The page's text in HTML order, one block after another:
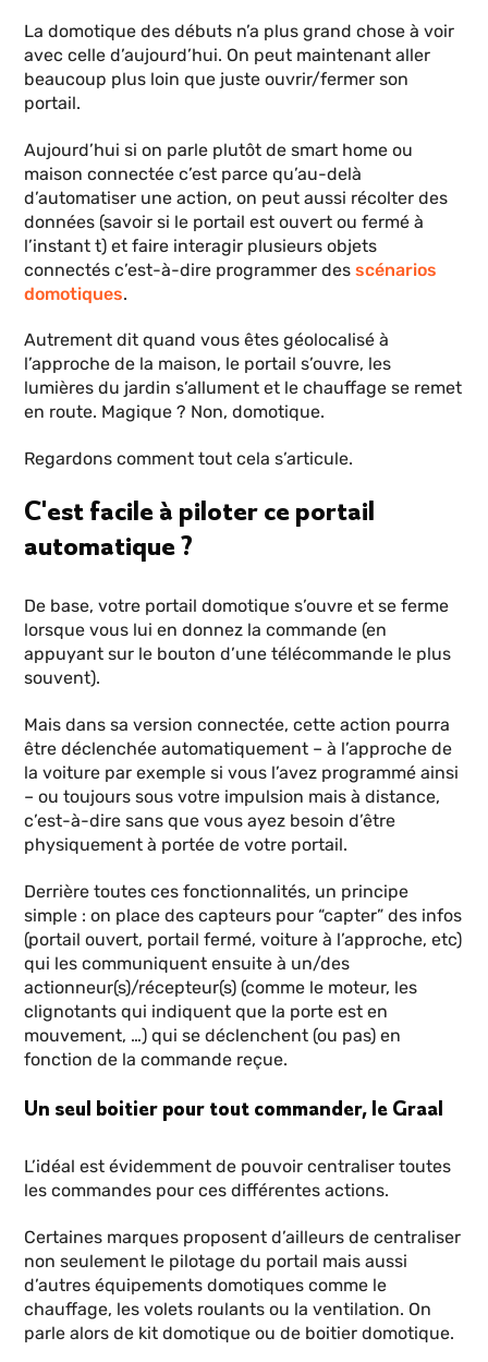
La domotique des débuts n’a plus grand chose à voir
avec celle d’aujourd’hui. On peut maintenant aller
beaucoup plus loin que juste ouvrir/fermer son
portail.
Aujourd’hui si on parle plutôt de smart home ou
maison connectée c’est parce qu’au-delà
d’automatiser une action, on peut aussi récolter des
données (savoir si le portail est ouvert ou fermé à
l’instant t) et faire interagir plusieurs objets
connectés c’est-à-dire programmer desscénarios
domotiques.
Autrement dit quand vous êtes géolocalisé à
l’approche de la maison, le portail s’ouvre, les
lumières du jardin s’allument et le chauffage se remet
en route. Magique ? Non, domotique.
Regardons comment tout cela s’articule.
C'est facile à piloter ce portail
automatique ?
De base, votre portail domotique s’ouvre et se ferme
lorsque vous lui en donnez la commande (en
appuyant sur le bouton d’une télécommande le plus
souvent).
Mais dans sa version connectée, cette action pourra
être déclenchée automatiquement – à l’approche de
la voiture par exemple si vous l’avez programmé ainsi
– ou toujours sous votre impulsion mais à distance,
c’est-à-dire sans que vous ayez besoin d’être
physiquement à portée de votre portail.
Derrière toutes ces fonctionnalités, un principe
simple : on place des capteurs pour “capter” des infos
(portail ouvert, portail fermé, voiture à l’approche, etc)
qui les communiquent ensuite à un/des
actionneur(s)/récepteur(s) (comme le moteur, les
clignotants qui indiquent que la porte est en
mouvement, …) qui se déclenchent (ou pas) en
fonction de la commande reçue.
Un seul boitier pour tout commander, le Graal
L’idéal est évidemment de pouvoir centraliser toutes
les commandes pour ces différentes actions.
Certaines marques proposent d’ailleurs de centraliser
non seulement le pilotage du portail mais aussi
d’autres équipements domotiques comme le
chauffage, les volets roulants ou la ventilation. On
parle alors de kit domotique ou de boitier domotique.